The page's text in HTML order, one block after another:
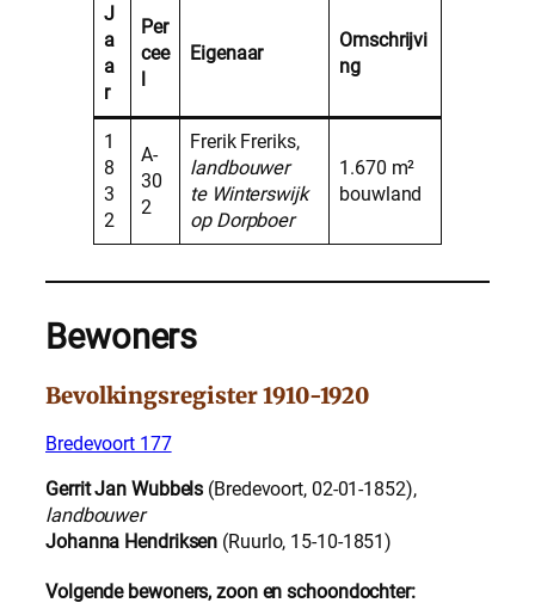
J
a
a
r
Per
cee
l
Eigenaar
Omschrijvi
ng
1
8
3
2
A-
30
2
Frerik Freriks,
landbouwer
te Winterswijk
op Dorpboer
1.670 m²
bouwland
Bewoners
Bevolkingsregister 1910-1920
Bredevoort 177
Gerrit Jan Wubbels (Bredevoort, 02-01-1852),
landbouwer
Johanna Hendriksen (Ruurlo, 15-10-1851)
Volgende bewoners, zoon en schoondochter: